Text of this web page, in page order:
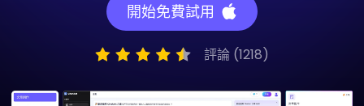
開始免費試用
評論 (1218)